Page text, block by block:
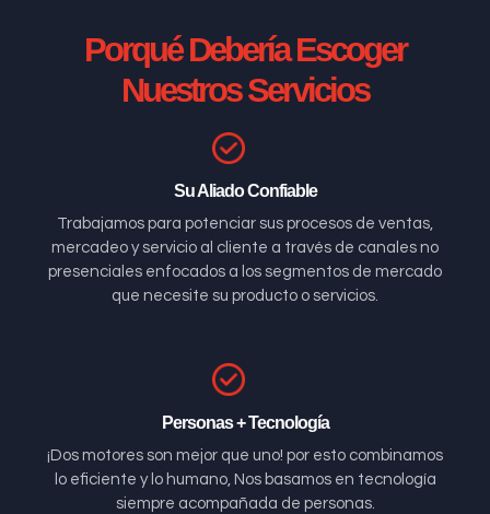
Porqué Debería Escoger
Nuestros Servicios
Su Aliado Confiable
Trabajamos para potenciar sus procesos de ventas,
mercadeo y servicio al cliente a través de canales no
presenciales enfocados a los segmentos de mercado
que necesite su producto o servicios.
Personas + Tecnología
¡Dos motores son mejor que uno! por esto combinamos
lo eficiente y lo humano, Nos basamos en tecnología
siempre acompañada de personas.